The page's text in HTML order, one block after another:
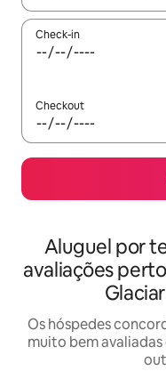
Check-in
Checkout
Aluguel por
avaliações
Os hóspedes
muito bem